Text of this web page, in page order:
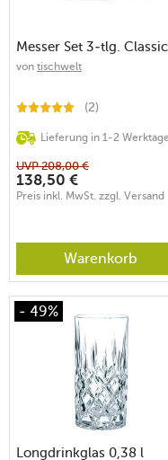
Messer Set 3-tlg. Classic
von tischwelt
(2)
Lieferung in 1-2
UVP208,00 €
138,50 €
Preis inkl. MwSt. zzgl. Versand
Warenkorb
- 49%
Longdrinkglas 0,38 l